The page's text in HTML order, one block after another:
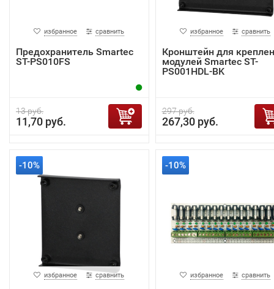
избранное сравнить
Предохранитель Smartec
ST-PS010FS
13 руб.
11,70 руб.
избранное сравнить
Кронштейн для
модулей Smartec ST-
PS001HDL-BK
297 руб.
267,30 руб.
-10%
избранное сравнить
-10%
избранное сравнить